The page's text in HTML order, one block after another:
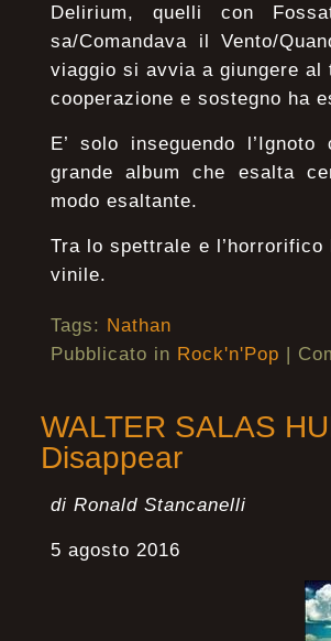
Delirium, quelli con
sa/Comandava il Vento/
viaggio si avvia a giungere
cooperazione e sostegno ha
E’ solo inseguendo
grande album che esalta
modo esaltante.
Tra lo spettrale e
vinile.
Tags: Nathan
Pubblicato in Rock'n'Pop |
WALTER SALAS
Disappear
di Ronald Stancanelli
5 agosto 2016